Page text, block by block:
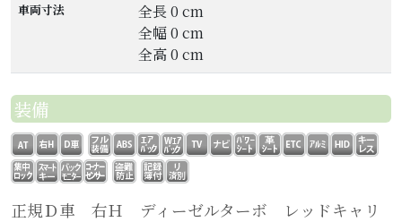
車両寸法
全長 0 cm
全幅 0 cm
全高 0 cm
装備
正規Ｄ車 右Ｈ ディーゼルターボ レッドキャリ